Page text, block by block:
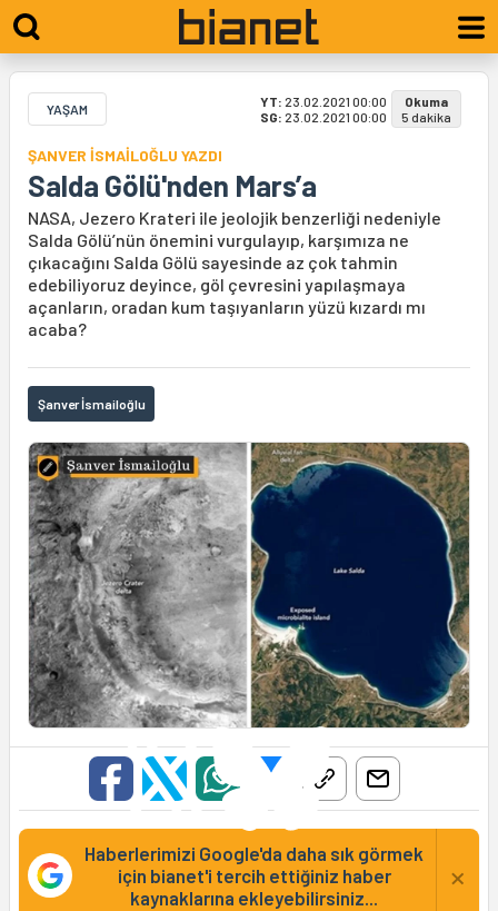
YAŞAM YT: 23.02.2021 00:00
SG: 23.02.2021 00:00
Okuma
5 dakika
ŞANVER İSMAİLOĞLU YAZDI
Salda Gölü'nden Mars’a
NASA, Jezero Krateri ile jeolojik benzerliği nedeniyle
Salda Gölü’nün önemini vurgulayıp, karşımıza ne
çıkacağını Salda Gölü sayesinde az çok tahmin
edebiliyoruz deyince, göl çevresini yapılaşmaya
açanların, oradan kum taşıyanların yüzü kızardı mı
acaba?
Şanver İsmailoğlu
Haberlerimizi Google'da daha sık görmek
için bianet'i tercih ettiğiniz haber
kaynaklarına ekleyebilirsiniz...
×